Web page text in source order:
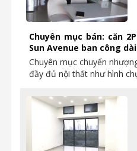
Chuyên mục bán: căn
Sun Avenue ban công
Chuyên mục chuyển
đầy đủ nội thất như hình